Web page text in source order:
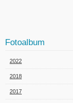
Fotoalbum
2022
2018
2017